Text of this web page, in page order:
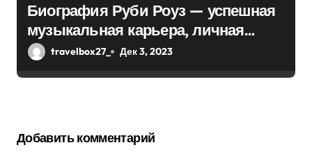
Биография Руби Роуз — успешная
музыкальная карьера, личная
жизнь и знаковые достижения
travelbox27_ Дек 3, 2023
Добавить комментарий